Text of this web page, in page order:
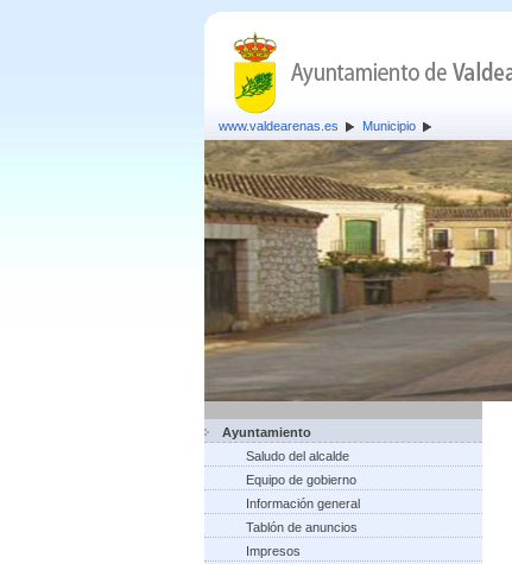
www.valdearenas.es Municipio
Ayuntamiento
Saludo del alcalde
Equipo de gobierno
Información general
Tablón de anuncios
Impresos